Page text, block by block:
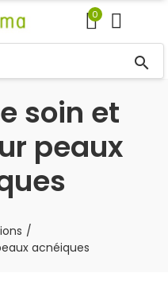
0
search
soin et
peaux
acnéiques